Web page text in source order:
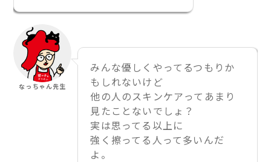
なっちゃん先生
みんな優しくやってるつもりか
もしれないけど
他の人のスキンケアってあまり
見たことないでしょ？
実は思ってる以上に
強く擦ってる人って多いんだ
よ。